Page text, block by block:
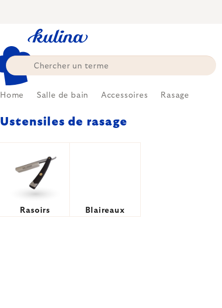
Home Salle de bain Accessoires Rasage
Ustensiles de rasage
Rasoirs Blaireaux